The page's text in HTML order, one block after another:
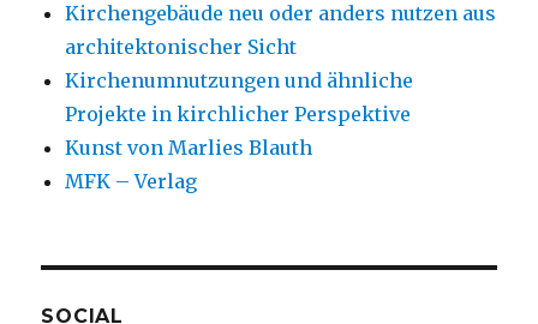
Kirchengebäude neu oder anders nutzen aus
architektonischer Sicht
Kirchenumnutzungen und ähnliche
Projekte in kirchlicher Perspektive
Kunst von Marlies Blauth
MFK – Verlag
SOCIAL